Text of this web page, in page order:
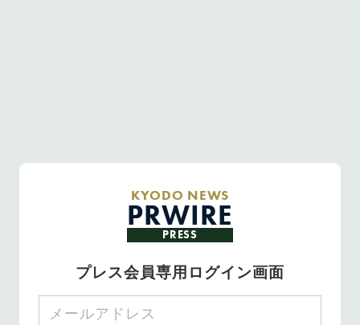
KYODO NEWS
PRWIRE
PRESS
プレス会員専用ログイン画面